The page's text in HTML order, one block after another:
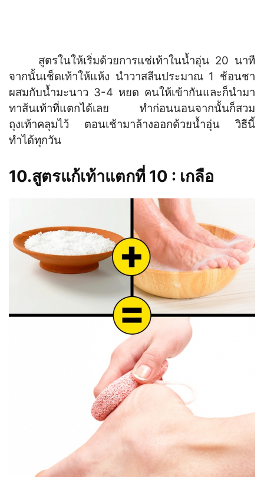
สูตรในให้เริ่มด้วยการแช่เท้าในน้ำอุ่น 20 นาที
จากนั้นเช็ดเท้าให้แห้ง นำวาสลีนประมาณ 1 ช้อนชา
ผสมกับน้ำมะนาว 3-4 หยด คนให้เข้ากันและก็นำมา
ทาส้นเท้าที่แตกได้เลย ทำก่อนนอนจากนั้นก็สวม
ถุงเท้าคลุมไว้ ตอนเช้ามาล้างออกด้วยน้ำอุ่น วิธีนี้
ทำได้ทุกวัน
10.สูตรแก้เท้าแตกที่ 10 : เกลือ